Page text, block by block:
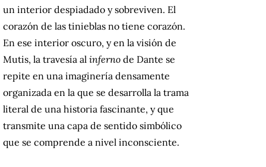
un interior despiadado y sobreviven. El
corazón de las tinieblas no tiene corazón.
En ese interior oscuro, y en la visión de
Mutis, la travesía al inferno de Dante se
repite en una imaginería densamente
organizada en la que se desarrolla la trama
literal de una historia fascinante, y que
transmite una capa de sentido simbólico
que se comprende a nivel inconsciente.